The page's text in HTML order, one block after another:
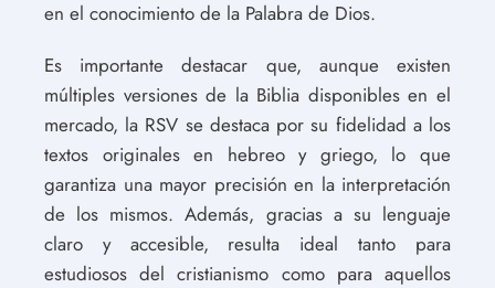
en el conocimiento de la Palabra de Dios.
Es importante destacar que, aunque existen
múltiples versiones de la Biblia disponibles en el
mercado, la RSV se destaca por su fidelidad a los
textos originales en hebreo y griego, lo que
garantiza una mayor precisión en la interpretación
de los mismos. Además, gracias a su lenguaje
claro y accesible, resulta ideal tanto para
estudiosos del cristianismo como para aquellos